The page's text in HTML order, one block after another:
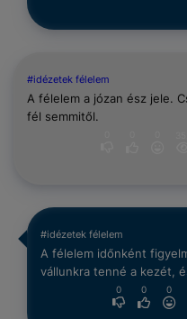
#idézetek félelem
A félelem a józan ész jele.
fél semmitől.
#idézetek félelem
A félelem időnként
vállunkra tenné a kezét,
0 0 0